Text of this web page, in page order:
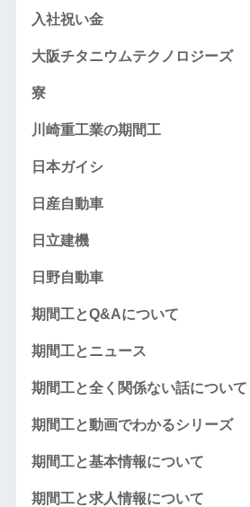
入社祝い金
大阪チタニウムテクノロジーズ
寮
川崎重工業の期間工
日本ガイシ
日産自動車
日立建機
日野自動車
期間工とQ&Aについて
期間工とニュース
期間工と全く関係ない話について
期間工と動画でわかるシリーズ
期間工と基本情報について
期間工と求人情報について